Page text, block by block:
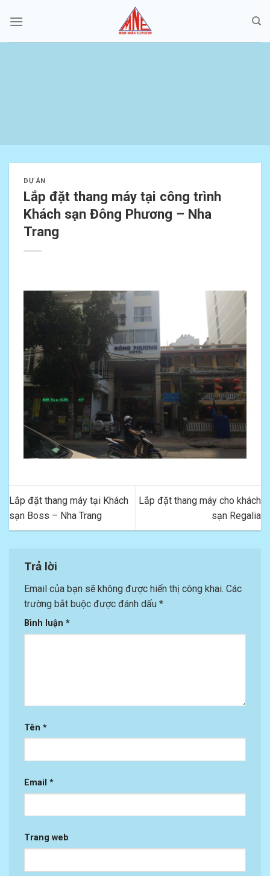
DỰ ÁN
Lắp đặt thang máy tại công trình
Khách sạn Đông Phương – Nha
Trang
Lắp đặt thang máy tại Khách
sạn Boss – Nha Trang
Lắp đặt thang máy cho khách
sạn Regalia
Trả lời
Email của bạn sẽ không được hiển thị công khai. Các
trường bắt buộc được đánh dấu *
Bình luận *
Tên *
Email *
Trang web